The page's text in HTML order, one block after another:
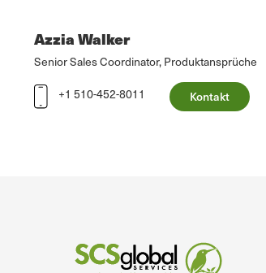
Azzia Walker
Senior Sales Coordinator, Produktansprüche
+1 510-452-8011 Kontakt